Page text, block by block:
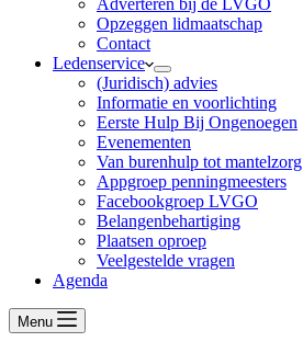
Adverteren bij de LVGO
Opzeggen lidmaatschap
Contact
Ledenservice
(Juridisch) advies
Informatie en voorlichting
Eerste Hulp Bij Ongenoegen
Evenementen
Van burenhulp tot mantelzorg
Appgroep penningmeesters
Facebookgroep LVGO
Belangenbehartiging
Plaatsen oproep
Veelgestelde vragen
Agenda
Menu